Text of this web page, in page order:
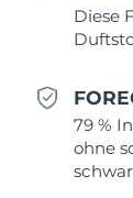
Diese
79 %
ohne
Slowenien
Südkorea
Spanien